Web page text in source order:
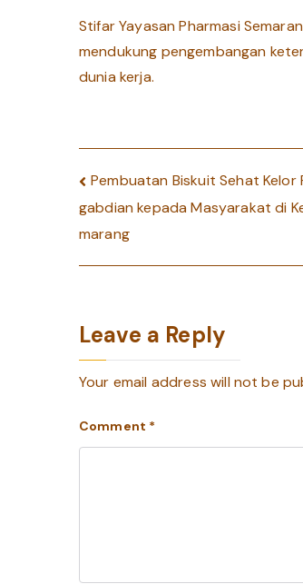
Stifar Yayasan Pharmasi
mendukung pengembangan
dunia kerja.
Post
navigation
Pembuatan Biskuit Sehat Kelor
gabdian kepada Masyarakat di
marang
Leave a Reply
Your email address will not be
Comment *